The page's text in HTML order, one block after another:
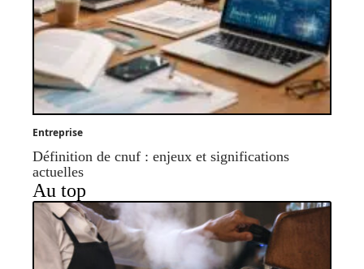
Entreprise
Définition de cnuf : enjeux et significations
actuelles
Au top